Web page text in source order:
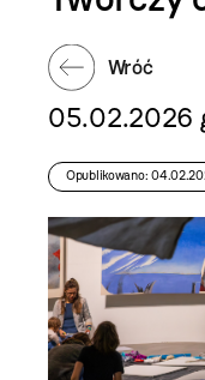
Wróć
05.02.2026
Opublikowano: